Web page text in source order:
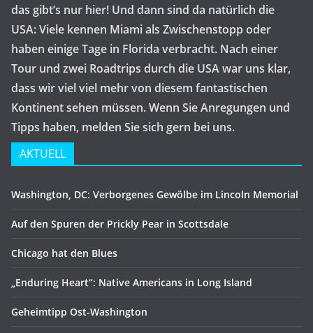
das gibt’s nur hier! Und dann sind da natürlich die
USA: Viele kennen Miami als Zwischenstopp oder
haben einige Tage in Florida verbracht. Nach einer
Tour und zwei Roadtrips durch die USA war uns klar,
dass wir viel viel mehr von diesem fantastischen
Kontinent sehen müssen. Wenn Sie Anregungen und
Tipps haben, melden Sie sich gern bei uns.
AKTUELL
Washington, DC: Verborgenes Gewölbe im Lincoln Memorial
Auf den Spuren der Prickly Pear in Scottsdale
Chicago hat den Blues
„Enduring Heart“: Native Americans in Long Island
Geheimtipp Ost-Washington